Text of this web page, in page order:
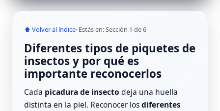
⬆ Volver al índice· Estás en: Sección 1 de 6
Diferentes tipos de piquetes de
insectos y por qué es
importante reconocerlos
Cada picadura de insecto deja una huella
distinta en la piel. Reconocer losdiferentes